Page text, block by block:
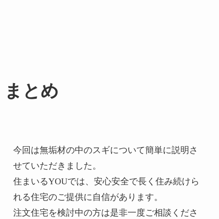
まとめ
今回は無垢材の中のスギについて簡単に説明さ
せていただきました。
住まいるYOUでは、安心安全で長く住み続けら
れる住宅のご提供に自信があります。
注文住宅を検討中の方は是非一度ご相談くださ